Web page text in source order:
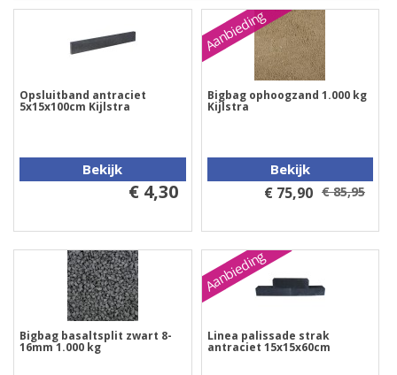
Opsluitband antraciet
5x15x100cm Kijlstra
Bekijk
€ 4,30
Aanbieding
Bigbag ophoogzand 1.000 kg
Kijlstra
Bekijk
€ 75,90 € 85,95
Bigbag basaltsplit zwart 8-
16mm 1.000 kg
Aanbieding
Linea palissade strak
antraciet 15x15x60cm